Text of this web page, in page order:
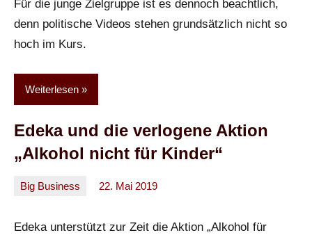
Für die junge Zielgruppe ist es dennoch beachtlich,
denn politische Videos stehen grundsätzlich nicht so
hoch im Kurs.
Weiterlesen
Edeka und die verlogene Aktion
„Alkohol nicht für Kinder“
Big Business 22. Mai 2019
Oliver
Keine
Edeka unterstützt zur Zeit die Aktion „Alkohol für